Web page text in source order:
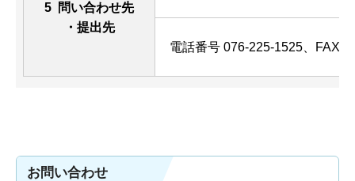
5 問い合わせ先
・提出先
電話番号 076-225-1525、FAX
お問い合わせ